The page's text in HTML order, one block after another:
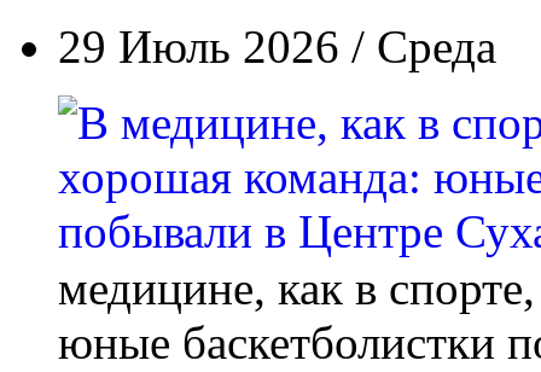
29 Июль 2026 / Среда
медицине, как в
юные баскетболистки